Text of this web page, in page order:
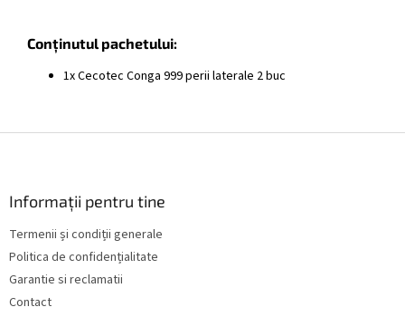
Conținutul pachetului:
1x Cecotec Conga 999 perii laterale 2 buc
Informații pentru tine
Termenii și condiții generale
Politica de confidențialitate
Garantie si reclamatii
Contact